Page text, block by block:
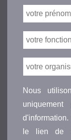
Nous
le lien de